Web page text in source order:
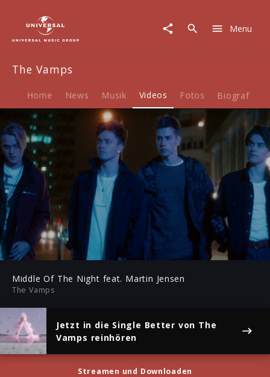
Video
Middle
Night
feat.
Martin
Jensen
Menu
The Vamps
Home News Musik Videos Fotos Biografie
Play Mute
Play
Middle Of The Night feat. Martin Jensen
The Vamps
Jetzt in die Single Better von The
Vamps reinhören
Streamen und Downloaden